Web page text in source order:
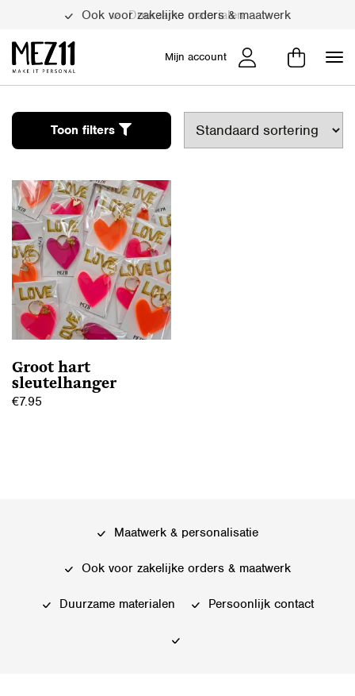
Ook voor zakelijke orders & maatwerk
Duurzame materialen
Mijn account
Toon filters
Groot hart
sleutelhanger
€7.95
Maatwerk & personalisatie
Ook voor zakelijke orders & maatwerk
Duurzame materialen Persoonlijk contact